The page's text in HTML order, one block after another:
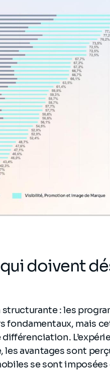
doivent
: les
fondamentaux, mais
avantages sont
se sont